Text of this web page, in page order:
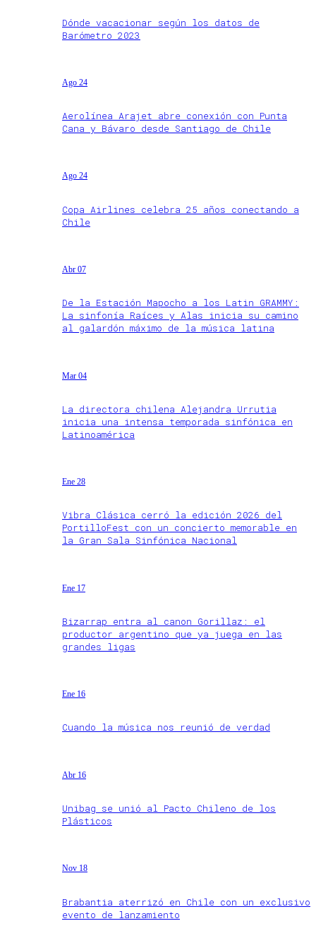
Dónde vacacionar según los datos de
Barómetro 2023
Ago 24
Aerolínea Arajet abre conexión con Punta
Cana y Bávaro desde Santiago de Chile
Ago 24
Copa Airlines celebra 25 años conectando a
Chile
Abr 07
De la Estación Mapocho a los Latin GRAMMY:
La sinfonía Raíces y Alas inicia su camino
al galardón máximo de la música latina
Mar 04
La directora chilena Alejandra Urrutia
inicia una intensa temporada sinfónica en
Latinoamérica
Ene 28
Vibra Clásica cerró la edición 2026 del
PortilloFest con un concierto memorable en
la Gran Sala Sinfónica Nacional
Ene 17
Bizarrap entra al canon Gorillaz: el
productor argentino que ya juega en las
grandes ligas
Ene 16
Cuando la música nos reunió de verdad
Abr 16
Unibag se unió al Pacto Chileno de los
Plásticos
Nov 18
Brabantia aterrizó en Chile con un exclusivo
evento de lanzamiento